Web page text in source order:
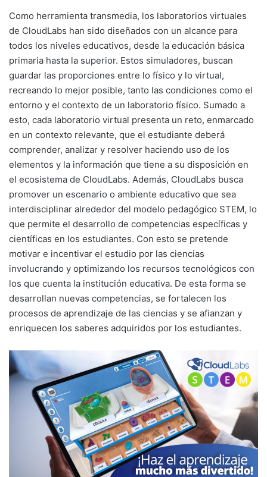
Como herramienta transmedia, los laboratorios virtuales
de CloudLabs han sido diseñados con un alcance para
todos los niveles educativos, desde la educación básica
primaria hasta la superior. Estos simuladores, buscan
guardar las proporciones entre lo físico y lo virtual,
recreando lo mejor posible, tanto las condiciones como el
entorno y el contexto de un laboratorio físico. Sumado a
esto, cada laboratorio virtual presenta un reto, enmarcado
en un contexto relevante, que el estudiante deberá
comprender, analizar y resolver haciendo uso de los
elementos y la información que tiene a su disposición en
el ecosistema de CloudLabs. Además, CloudLabs busca
promover un escenario o ambiente educativo que sea
interdisciplinar alrededor del modelo pedagógico STEM, lo
que permite el desarrollo de competencias específicas y
científicas en los estudiantes. Con esto se pretende
motivar e incentivar el estudio por las ciencias
involucrando y optimizando los recursos tecnológicos con
los que cuenta la institución educativa. De esta forma se
desarrollan nuevas competencias, se fortalecen los
procesos de aprendizaje de las ciencias y se afianzan y
enriquecen los saberes adquiridos por los estudiantes.